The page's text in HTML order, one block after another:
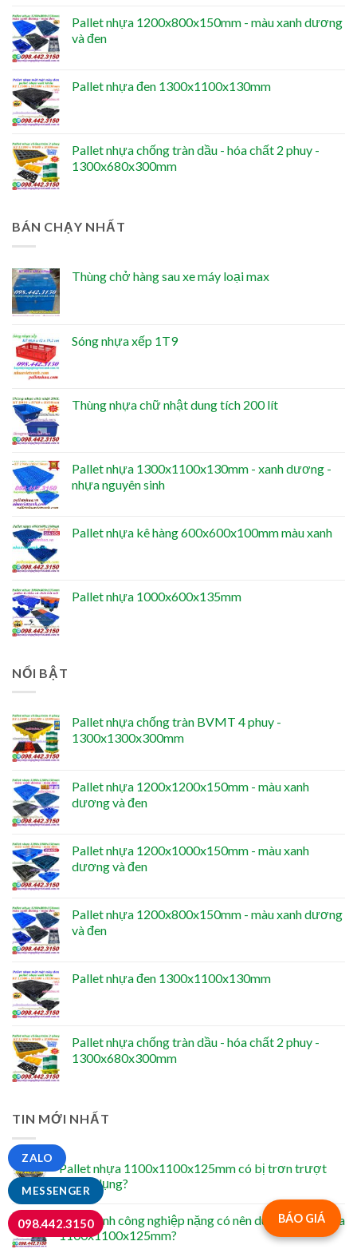
Pallet nhựa 1200x800x150mm - màu xanh dương
và đen
Pallet nhựa đen 1300x1100x130mm
Pallet nhựa chống tràn dầu - hóa chất 2 phuy -
1300x680x300mm
BÁN CHẠY NHẤT
Thùng chở hàng sau xe máy loại max
Sóng nhựa xếp 1T9
Thùng nhựa chữ nhật dung tích 200 lít
Pallet nhựa 1300x1100x130mm - xanh dương -
nhựa nguyên sinh
Pallet nhựa kê hàng 600x600x100mm màu xanh
Pallet nhựa 1000x600x135mm
NỔI BẬT
Pallet nhựa chống tràn BVMT 4 phuy -
1300x1300x300mm
Pallet nhựa 1200x1200x150mm - màu xanh
dương và đen
Pallet nhựa 1200x1000x150mm - màu xanh
dương và đen
Pallet nhựa 1200x800x150mm - màu xanh dương
và đen
Pallet nhựa đen 1300x1100x130mm
Pallet nhựa chống tràn dầu - hóa chất 2 phuy -
1300x680x300mm
TIN MỚI NHẤT
Pallet nhựa 1100x1100x125mm có bị trơn trượt
khi sử dụng?
Các ngành công nghiệp nặng có nên dùng pallet nhựa
1100x1100x125mm?
BÁO GIÁ
MESSENGER
ZALO
098.442.3150